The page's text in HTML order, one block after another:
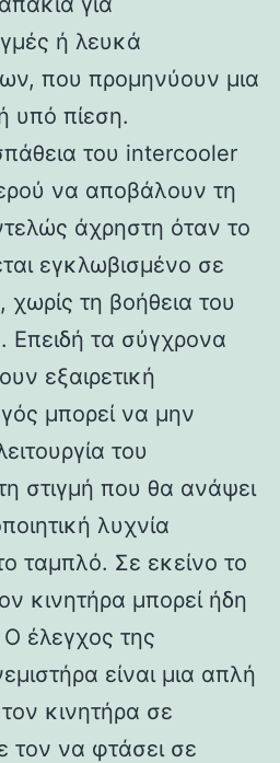
ή λευκά
που προμηνύουν μια
υπό πίεση.
του intercooler
να αποβάλουν τη
άχρηστη όταν το
εγκλωβισμένο σε
χωρίς τη βοήθεια του
Επειδή τα σύγχρονα
εξαιρετική
μπορεί να μην
του
στιγμή που θα ανάψει
λυχνία
ταμπλό. Σε εκείνο το
κινητήρα μπορεί ήδη
Ο έλεγχος της
είναι μια απλή
κινητήρα σε
τον να φτάσει σε